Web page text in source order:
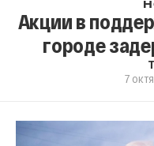
Акции в
городе
7